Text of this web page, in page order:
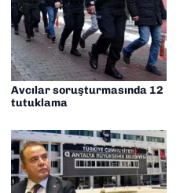
Avcılar soruşturmasında 12
tutuklama